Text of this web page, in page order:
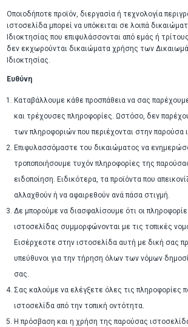
Οποιοδήποτε προϊόν, διεργασία ή τεχνολογία
ιστοσελίδα μπορεί να υπόκειται σε λοιπά
Ιδιοκτησίας που επιφυλάσσονται από εμάς ή
δεν εκχωρούνται δικαιώματα χρήσης των
Ιδιοκτησίας.
Ευθύνη
Καταβάλλουμε κάθε προσπάθεια να σας
και τρέχουσες πληροφορίες. Ωστόσο, δεν
των πληροφοριών που περιέχονται στην παρούσα
Επιφυλασσόμαστε του δικαιώματος να
τροποποιήσουμε τυχόν πληροφορίες της
ειδοποίηση. Ειδικότερα, τα προϊόντα που
αλλαχθούν ή να αφαιρεθούν ανά πάσα στιγμή.
Δε μπορούμε να διασφαλίσουμε ότι οι
ιστοσελίδας συμμορφώνονται με τις τοπικές
Εισέρχεστε στην ιστοσελίδα αυτή με δική σας
υπεύθυνοι για την τήρηση όλων των νόμων
σας.
Σας καλούμε να ελέγξετε όλες τις πληροφορίες
ιστοσελίδα από την τοπική οντότητα.
Η πρόσβαση και η χρήση της παρούσας